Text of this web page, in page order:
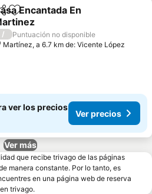
Añadir a favoritos
Encantada En
/
Puntuación no disponible
Martínez, a 6.7 km de: Vicente López
ver los precios
Ver precios
Ver más
que recibe trivago de las páginas
manera constante. Por lo tanto, es
en una página web de reserva
trivago.